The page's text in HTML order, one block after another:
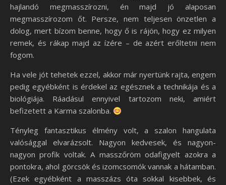
hajlandó megmasszírozni, én majd jó alaposan
megmasszírozom őt. Persze, nem teljesen önzetlen a
dolog, mert bízom benne, hogy ő is rájön, hogy ez milyen
remek, és rákap majd az ízére – de azért erőltetni nem
fogom.
Ha vele jót tehetek ezzel, akkor már nyertünk rajta, engem
pedig egyébként is érdekel az egésznek a technikája és a
biológiája. Ráadásul ennyivel tartozom neki, amiért
befizetett a Karma szalonba.
Tényleg fantasztikus élmény volt, a szalon hangulata
valósággal elvarázsolt. Nagyon kedvesek, és nagyon-
nagyon profik voltak. A masszőröm odafigyelt azokra a
pontokra, ahol görcsök és izomcsomók vannak a hátamban.
(Ezek egyébként a masszázs óta sokkal kisebbek, és